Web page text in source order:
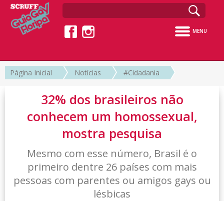
MENU
Página Inicial Notícias #Cidadania
32% dos brasileiros não
conhecem um homossexual,
mostra pesquisa
Mesmo com esse número, Brasil é o
primeiro dentre 26 países com mais
pessoas com parentes ou amigos gays ou
lésbicas